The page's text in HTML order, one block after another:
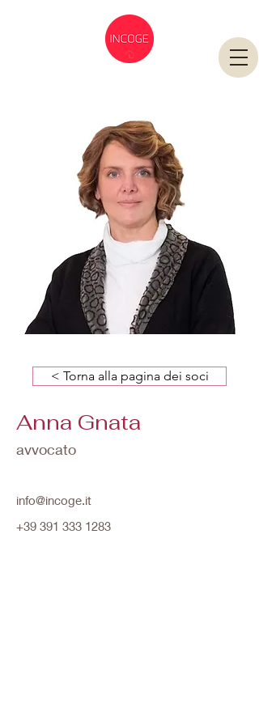
< Torna alla pagina dei soci
Anna Gnata
avvocato
info@incoge.it
+39 391 333 1283